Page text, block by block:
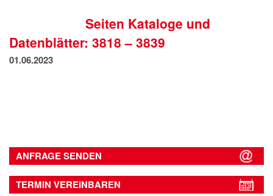
DATENSCHUTZSeiten Kataloge und
Datenblätter: 3818 – 3839
01.06.2023
ANFRAGE SENDEN
TERMIN VEREINBAREN